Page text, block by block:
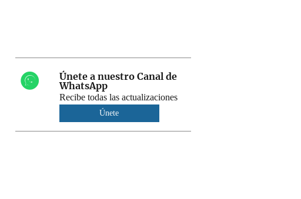
Únete a nuestro Canal de
WhatsApp
Recibe todas las actualizaciones
Únete